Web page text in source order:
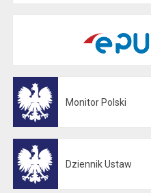
Monitor Polski
Dziennik Ustaw